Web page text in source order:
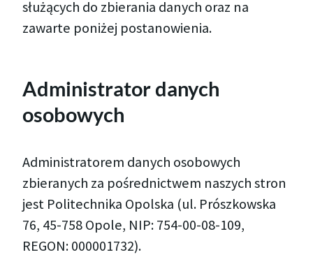
służących do zbierania danych oraz na
zawarte poniżej postanowienia.
Administrator danych
osobowych
Administratorem danych osobowych
zbieranych za pośrednictwem naszych stron
jest Politechnika Opolska (ul. Prószkowska
76, 45-758 Opole, NIP: 754-00-08-109,
REGON: 000001732).